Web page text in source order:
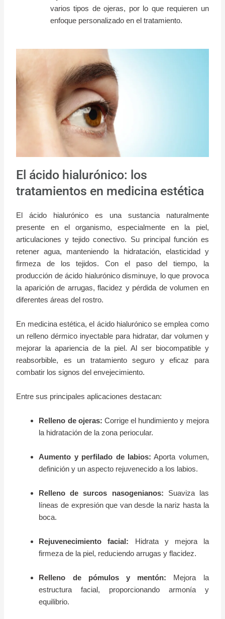
varios tipos de ojeras, por lo que requieren un
enfoque personalizado en el tratamiento.
El ácido hialurónico: los
tratamientos en medicina estética
El ácido hialurónico es una sustancia naturalmente
presente en el organismo, especialmente en la piel,
articulaciones y tejido conectivo. Su principal función es
retener agua, manteniendo la hidratación, elasticidad y
firmeza de los tejidos. Con el paso del tiempo, la
producción de ácido hialurónico disminuye, lo que provoca
la aparición de arrugas, flacidez y pérdida de volumen en
diferentes áreas del rostro.
En medicina estética, el ácido hialurónico se emplea como
un relleno dérmico inyectable para hidratar, dar volumen y
mejorar la apariencia de la piel. Al ser biocompatible y
reabsorbible, es un tratamiento seguro y eficaz para
combatir los signos del envejecimiento.
Entre sus principales aplicaciones destacan:
Relleno de ojeras: Corrige el hundimiento y mejora
la hidratación de la zona periocular.
Aumento y perfilado de labios: Aporta volumen,
definición y un aspecto rejuvenecido a los labios.
Relleno de surcos nasogenianos: Suaviza las
líneas de expresión que van desde la nariz hasta la
boca.
Rejuvenecimiento facial: Hidrata y mejora la
firmeza de la piel, reduciendo arrugas y flacidez.
Relleno de pómulos y mentón: Mejora la
estructura facial, proporcionando armonía y
equilibrio.